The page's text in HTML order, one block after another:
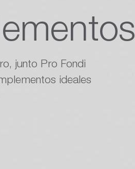
junto Pro Fondi
ideales